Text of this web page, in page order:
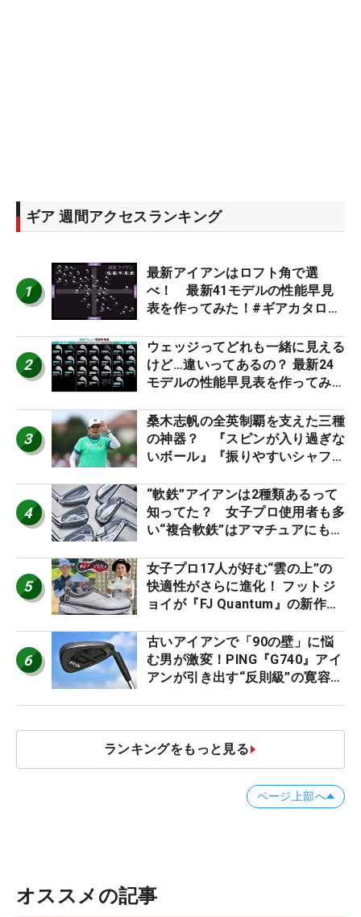
ギア 週間アクセスランキング
1
最新アイアンはロフト角で選
べ！ 最新41モデルの性能早見
表を作ってみた！#ギアカタログ
2
ウェッジってどれも一緒に見える
けど…違いってあるの？ 最新24
モデルの性能早見表を作ってみ
3
桑木志帆の全英制覇を支えた三種
の神器？ 『スピンが入り過ぎな
いボール』『振りやすいシャフ
ー』 #女子プロセッティング
4
“軟鉄”アイアンは2種類あるって
知ってた？ 女子プロ使用者も多
い“複合軟鉄”はアマチュアにもオ
5
女子プロ17人が好む“雲の上”の
快適性がさらに進化！ フットジ
ョイが『FJ Quantum』の新作を
6
古いアイアンで「90の壁」に悩
む男が激変！PING『G740』アイ
アンが引き出す“反則級”の寛容性
ランキングをもっと見る
ページ上部へ
オススメの記事